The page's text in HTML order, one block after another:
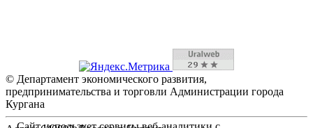
© Департамент экономического развития,
предпринимательства и торговли Администрации города
Кургана